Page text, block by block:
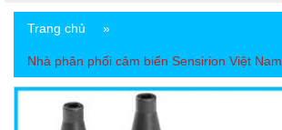
Trang chủ »
Nhà phân phối cảm biến Sensirion Việt Nam